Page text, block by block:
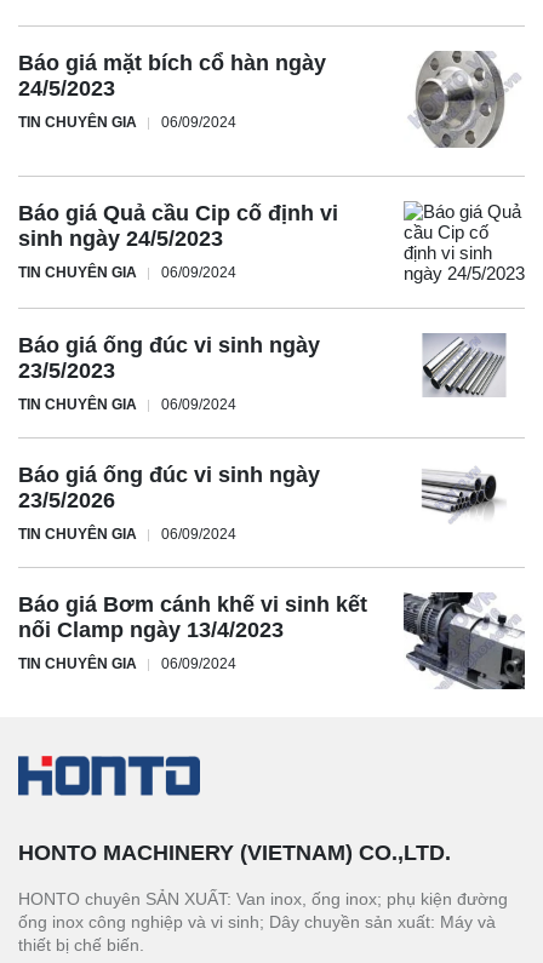
Báo giá mặt bích cổ hàn ngày
24/5/2023
TIN CHUYÊN GIA 06/09/2024
Báo giá Quả cầu Cip cố định vi
sinh ngày 24/5/2023
TIN CHUYÊN GIA 06/09/2024
Báo giá ống đúc vi sinh ngày
23/5/2023
TIN CHUYÊN GIA 06/09/2024
Báo giá ống đúc vi sinh ngày
23/5/2026
TIN CHUYÊN GIA 06/09/2024
Báo giá Bơm cánh khế vi sinh kết
nối Clamp ngày 13/4/2023
TIN CHUYÊN GIA 06/09/2024
HONTO MACHINERY (VIETNAM) CO.,LTD.
HONTO chuyên SẢN XUẤT: Van inox, ống inox; phụ kiện đường
ống inox công nghiệp và vi sinh; Dây chuyền sản xuất: Máy và
thiết bị chế biến.